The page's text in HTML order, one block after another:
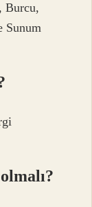
Burcu,
Sunum